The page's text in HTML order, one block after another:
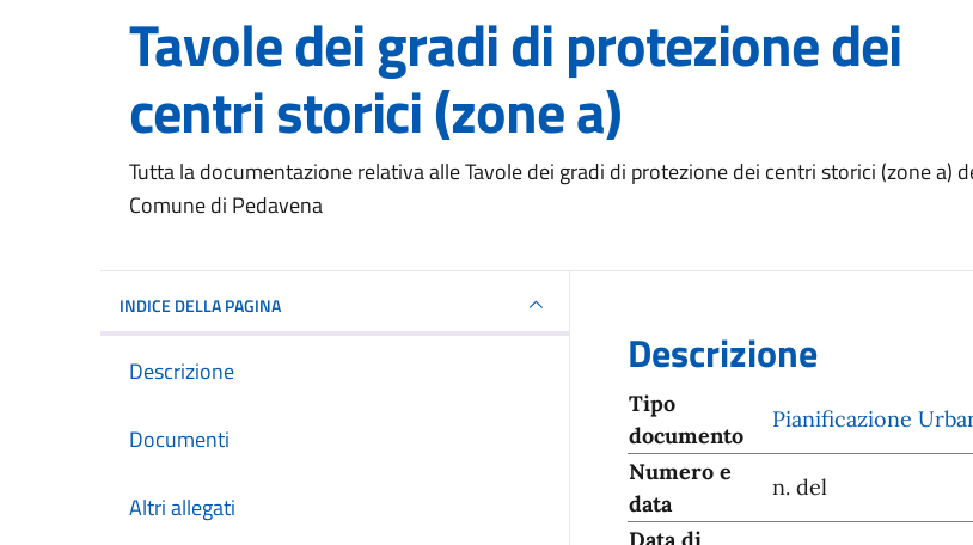
Tavole dei gradi di protezione dei
centri storici (zone a)
Dettagli del documento
Tutta la documentazione relativa alle Tavole dei gradi di protezione dei centri storici (zone a)
Comune di Pedavena
INDICE DELLA PAGINA
Descrizione
Documenti
Altri allegati
Descrizione
Tipo
documento
Pianificazione
Numero e
data
n. del